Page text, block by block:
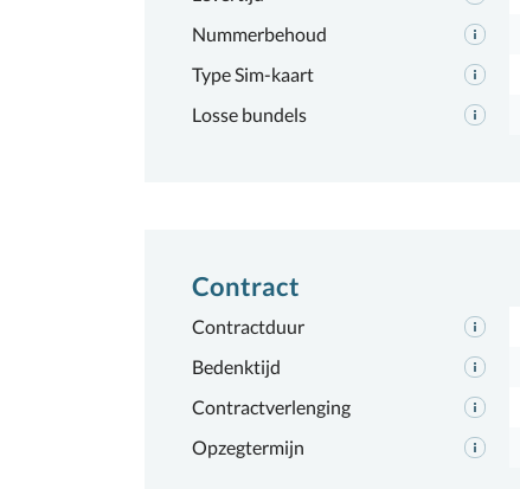
Nummerbehoud
Type Sim-kaart
Losse bundels
Contract
Contractduur
Bedenktijd
Contractverlenging
Opzegtermijn